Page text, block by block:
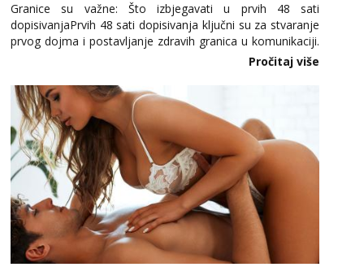
Granice su važne: Što izbjegavati u prvih 48 sati
dopisivanjaPrvih 48 sati dopisivanja ključni su za stvaranje
prvog dojma i postavljanje zdravih granica u komunikaciji.
Važno je izbjeći prebrzo otkrivanje osobnih ili intimnih
informacija, jer nepoznata osoba još nije zaslužila to
povjerenje. Takođe...
Pročitaj više